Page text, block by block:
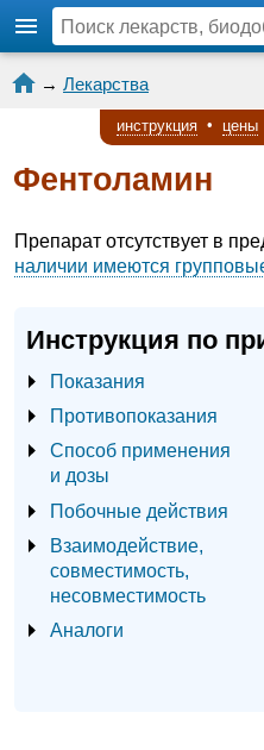
→ Лекарства
инструкция • цены
Фентоламин
Препарат отсутствует в
наличии имеются
Инструкция по
Показания
Противопоказания
Способ применения
и дозы
Побочные действия
Взаимодействие,
совместимость,
несовместимость
Аналоги